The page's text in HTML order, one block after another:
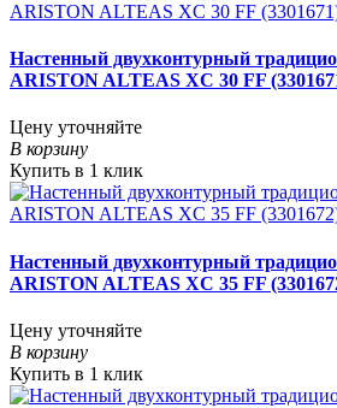
Настенный двухконтурный
ARISTON ALTEAS XC 30 FF
Цену уточняйте
В корзину
Купить в 1 клик
Настенный двухконтурный
ARISTON ALTEAS XC 35 FF
Цену уточняйте
В корзину
Купить в 1 клик